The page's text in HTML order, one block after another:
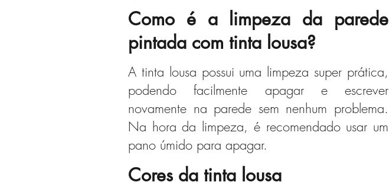
Como é a limpeza da parede
pintada com tinta lousa?
A tinta lousa possui uma limpeza super prática,
podendo facilmente apagar e escrever
novamente na parede sem nenhum problema.
Na hora da limpeza, é recomendado usar um
pano úmido para apagar.
Cores da tinta lousa